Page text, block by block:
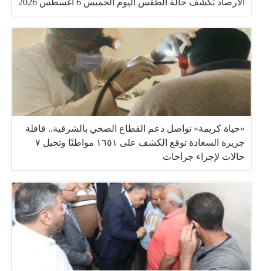
الأرصاد تكشف حالة الطقس اليوم الخميس 6 أغسطس 2026
«حياة كريمة» تواصل دعم القطاع الصحي بالشرقية.. قافلة
جزيرة السعادة توقع الكشف على ١٦٥١ مواطنًا وتحيل ٧
حالات لإجراء جراحات